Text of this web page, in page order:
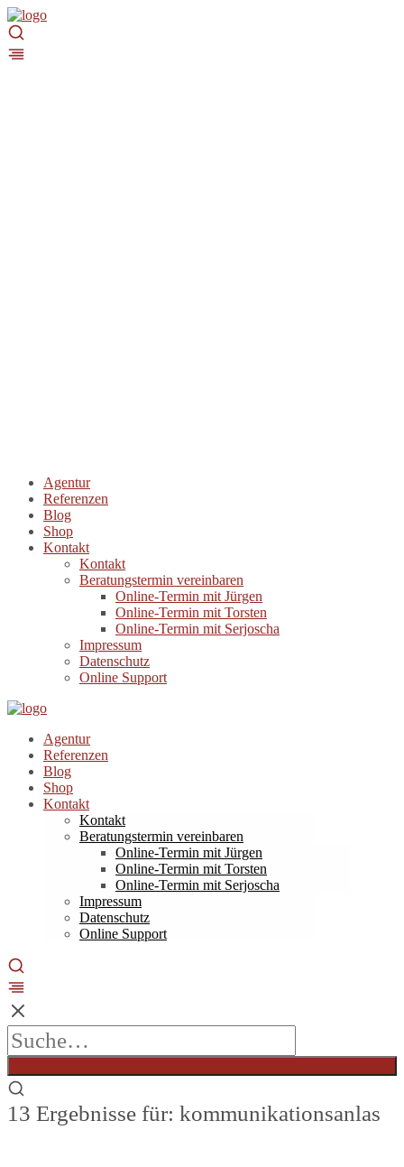
Agentur
Referenzen
Blog
Shop
Kontakt
Kontakt
Beratungstermin vereinbaren
Online-Termin mit Jürgen
Online-Termin mit Torsten
Online-Termin mit Serjoscha
Impressum
Datenschutz
Online Support
Agentur
Referenzen
Blog
Shop
Kontakt
Kontakt
Beratungstermin vereinbaren
Online-Termin mit Jürgen
Online-Termin mit Torsten
Online-Termin mit Serjoscha
Impressum
Datenschutz
Online Support
13 Ergebnisse für: kommunikationsanlas